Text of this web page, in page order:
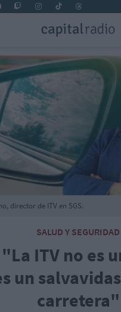
SALUD Y SEGURIDAD
"La ITV no es
un
carretera"
director de ITV en SGS.